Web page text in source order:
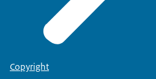
Copyright